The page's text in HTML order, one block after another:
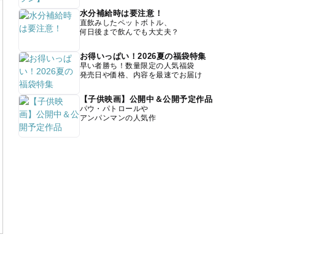
水分補給時は要注意！
直飲みしたペットボトル、
何日後まで飲んでも大丈夫？
お得いっぱい！2026夏の福袋特集
早い者勝ち！数量限定の人気福袋
発売日や価格、内容を最速でお届け
【子供映画】公開中＆公開予定作品
パウ・パトロールや
アンパンマンの人気作